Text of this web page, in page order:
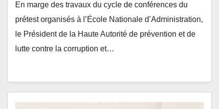
prétest organisés à l’École Nationale d’Administration,
le Président de la Haute Autorité de prévention et de
lutte contre la corruption et…